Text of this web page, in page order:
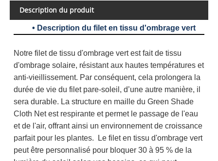
Description du produit
• Description du filet en tissu d'ombrage vert
Notre filet de tissu d'ombrage vert est fait de tissu
d'ombrage solaire, résistant aux hautes températures et
anti-vieillissement. Par conséquent, cela prolongera la
durée de vie du filet pare-soleil, d’une autre manière, il
sera durable. La structure en maille du Green Shade
Cloth Net est respirante et permet le passage de l'eau
et de l'air, offrant ainsi un environnement de croissance
parfait pour les plantes. Le filet en tissu d'ombrage vert
peut être personnalisé pour bloquer 30 à 95 % de la